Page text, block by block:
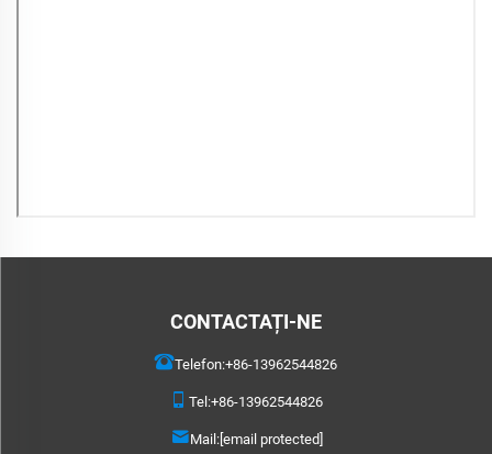
CONTACTAȚI-NE
Telefon:+86-13962544826
Tel:+86-13962544826
Mail:[email protected]